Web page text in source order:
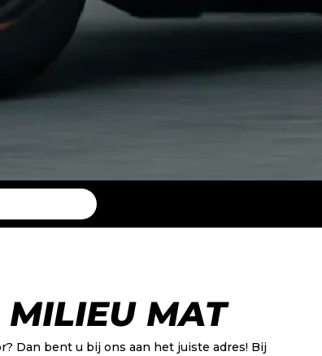
MILIEU MAT
Dan bent u bij ons aan het juiste adres! Bij